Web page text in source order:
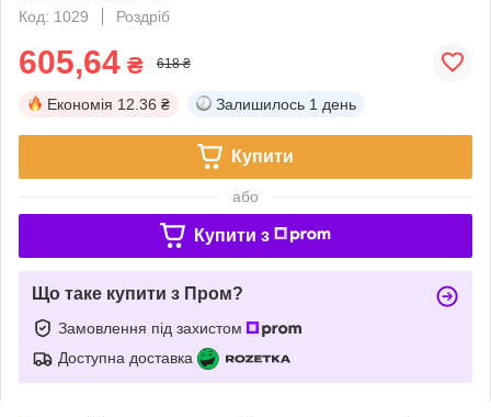
Код: 1029
Роздріб
605,64 ₴ 618 ₴
Економія 12.36 ₴ Залишилось 1 день
Купити
або
Купити з
Що таке купити з Пром?
Замовлення під захистом
Доступна доставка